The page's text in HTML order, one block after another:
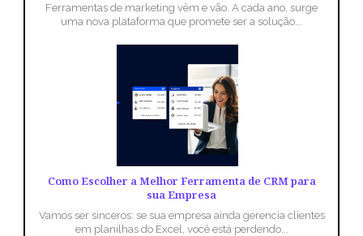
Ferramentas de marketing vêm e vão. A cada ano, surge
uma nova plataforma que promete ser a solução...
Como Escolher a Melhor Ferramenta de CRM para
sua Empresa
Vamos ser sinceros: se sua empresa ainda gerencia clientes
em planilhas do Excel, você está perdendo...